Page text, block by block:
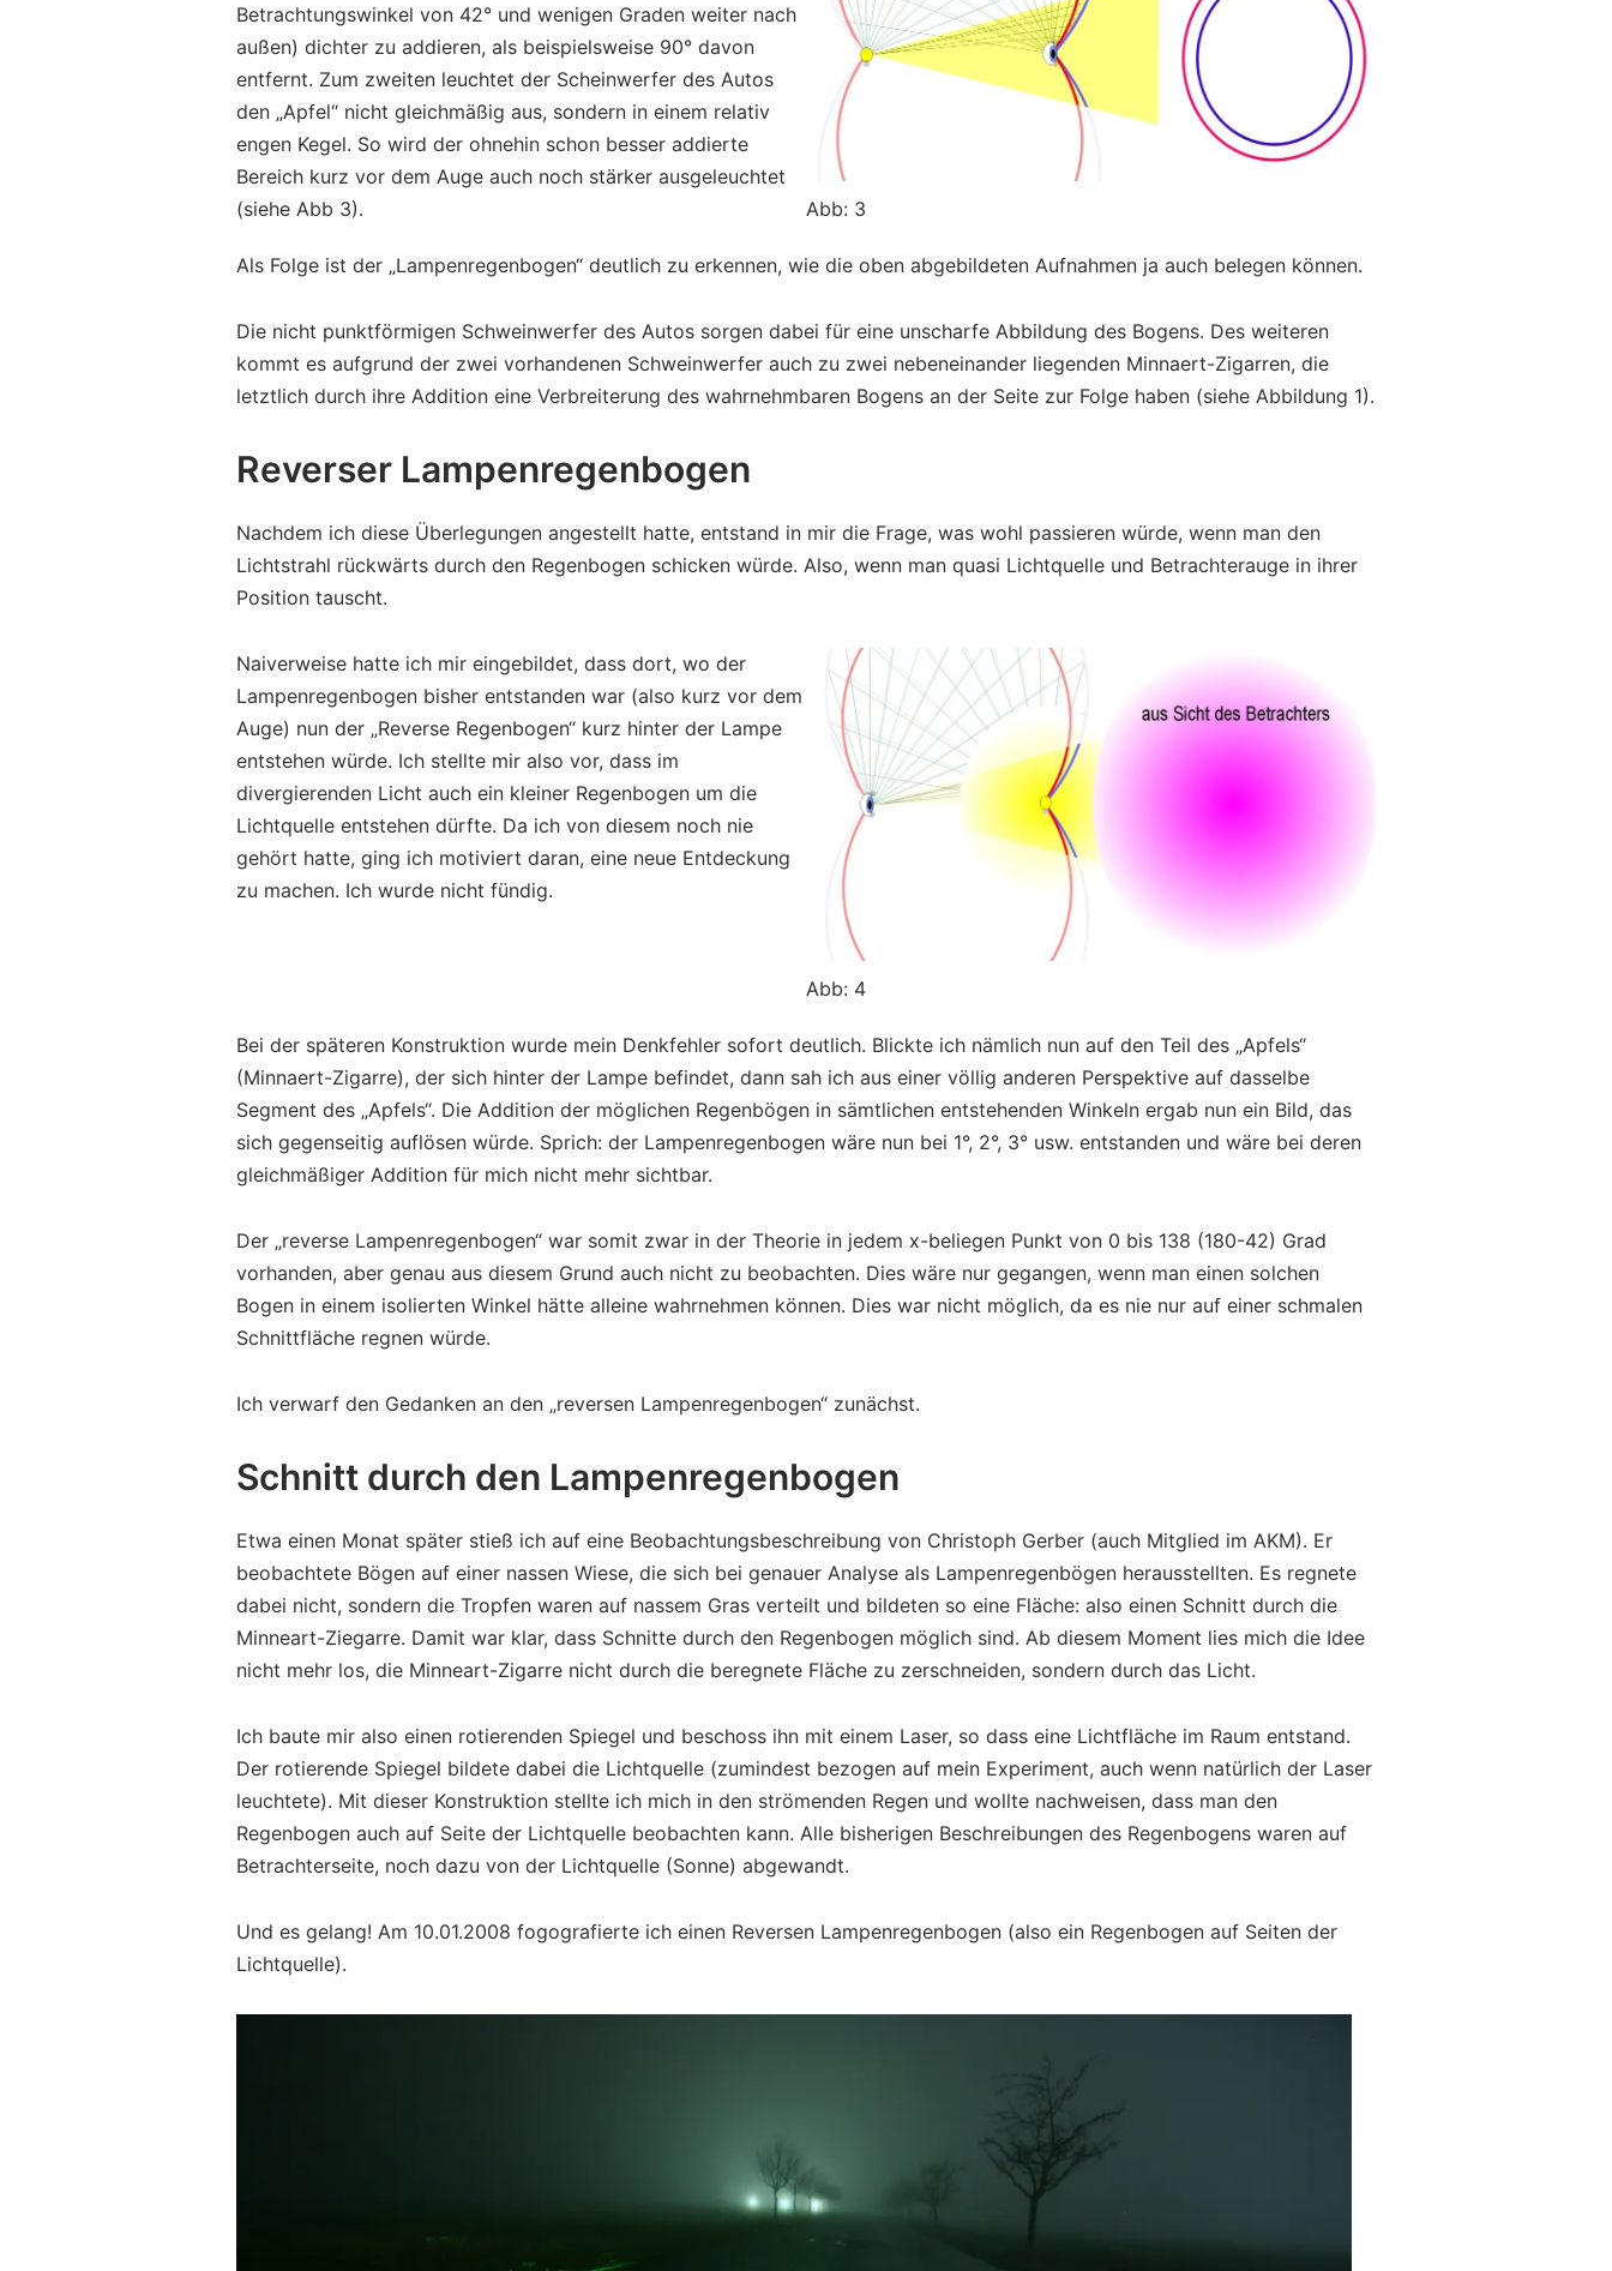
Betrachtungswinkel von 42° und wenigen Graden weiter nach
außen) dichter zu addieren, als beispielsweise 90° davon
entfernt. Zum zweiten leuchtet der Scheinwerfer des Autos
den „Apfel“ nicht gleichmäßig aus, sondern in einem relativ
engen Kegel. So wird der ohnehin schon besser addierte
Bereich kurz vor dem Auge auch noch stärker ausgeleuchtet
(siehe Abb 3).
Abb: 3
Als Folge ist der „Lampenregenbogen“ deutlich zu erkennen, wie die oben abgebildeten Aufnahmen ja auch belegen können.
Die nicht punktförmigen Schweinwerfer des Autos sorgen dabei für eine unscharfe Abbildung des Bogens. Des weiteren
kommt es aufgrund der zwei vorhandenen Schweinwerfer auch zu zwei nebeneinander liegenden Minnaert-Zigarren, die
letztlich durch ihre Addition eine Verbreiterung des wahrnehmbaren Bogens an der Seite zur Folge haben (siehe Abbildung 1).
Reverser Lampenregenbogen
Nachdem ich diese Überlegungen angestellt hatte, entstand in mir die Frage, was wohl passieren würde, wenn man den
Lichtstrahl rückwärts durch den Regenbogen schicken würde. Also, wenn man quasi Lichtquelle und Betrachterauge in ihrer
Position tauscht.
Naiverweise hatte ich mir eingebildet, dass dort, wo der
Lampenregenbogen bisher entstanden war (also kurz vor dem
Auge) nun der „Reverse Regenbogen“ kurz hinter der Lampe
entstehen würde. Ich stellte mir also vor, dass im
divergierenden Licht auch ein kleiner Regenbogen um die
Lichtquelle entstehen dürfte. Da ich von diesem noch nie
gehört hatte, ging ich motiviert daran, eine neue Entdeckung
zu machen. Ich wurde nicht fündig.
Abb: 4
Bei der späteren Konstruktion wurde mein Denkfehler sofort deutlich. Blickte ich nämlich nun auf den Teil des „Apfels“
(Minnaert-Zigarre), der sich hinter der Lampe befindet, dann sah ich aus einer völlig anderen Perspektive auf dasselbe
Segment des „Apfels“. Die Addition der möglichen Regenbögen in sämtlichen entstehenden Winkeln ergab nun ein Bild, das
sich gegenseitig auflösen würde. Sprich: der Lampenregenbogen wäre nun bei 1°, 2°, 3° usw. entstanden und wäre bei deren
gleichmäßiger Addition für mich nicht mehr sichtbar.
Der „reverse Lampenregenbogen“ war somit zwar in der Theorie in jedem x-beliegen Punkt von 0 bis 138 (180-42) Grad
vorhanden, aber genau aus diesem Grund auch nicht zu beobachten. Dies wäre nur gegangen, wenn man einen solchen
Bogen in einem isolierten Winkel hätte alleine wahrnehmen können. Dies war nicht möglich, da es nie nur auf einer schmalen
Schnittfläche regnen würde.
Ich verwarf den Gedanken an den „reversen Lampenregenbogen“ zunächst.
Schnitt durch den Lampenregenbogen
Etwa einen Monat später stieß ich auf eine Beobachtungsbeschreibung von Christoph Gerber (auch Mitglied im AKM). Er
beobachtete Bögen auf einer nassen Wiese, die sich bei genauer Analyse als Lampenregenbögen herausstellten. Es regnete
dabei nicht, sondern die Tropfen waren auf nassem Gras verteilt und bildeten so eine Fläche: also einen Schnitt durch die
Minneart-Ziegarre. Damit war klar, dass Schnitte durch den Regenbogen möglich sind. Ab diesem Moment lies mich die Idee
nicht mehr los, die Minneart-Zigarre nicht durch die beregnete Fläche zu zerschneiden, sondern durch das Licht.
Ich baute mir also einen rotierenden Spiegel und beschoss ihn mit einem Laser, so dass eine Lichtfläche im Raum entstand.
Der rotierende Spiegel bildete dabei die Lichtquelle (zumindest bezogen auf mein Experiment, auch wenn natürlich der Laser
leuchtete). Mit dieser Konstruktion stellte ich mich in den strömenden Regen und wollte nachweisen, dass man den
Regenbogen auch auf Seite der Lichtquelle beobachten kann. Alle bisherigen Beschreibungen des Regenbogens waren auf
Betrachterseite, noch dazu von der Lichtquelle (Sonne) abgewandt.
Und es gelang! Am 10.01.2008 fogografierte ich einen Reversen Lampenregenbogen (also ein Regenbogen auf Seiten der
Lichtquelle).